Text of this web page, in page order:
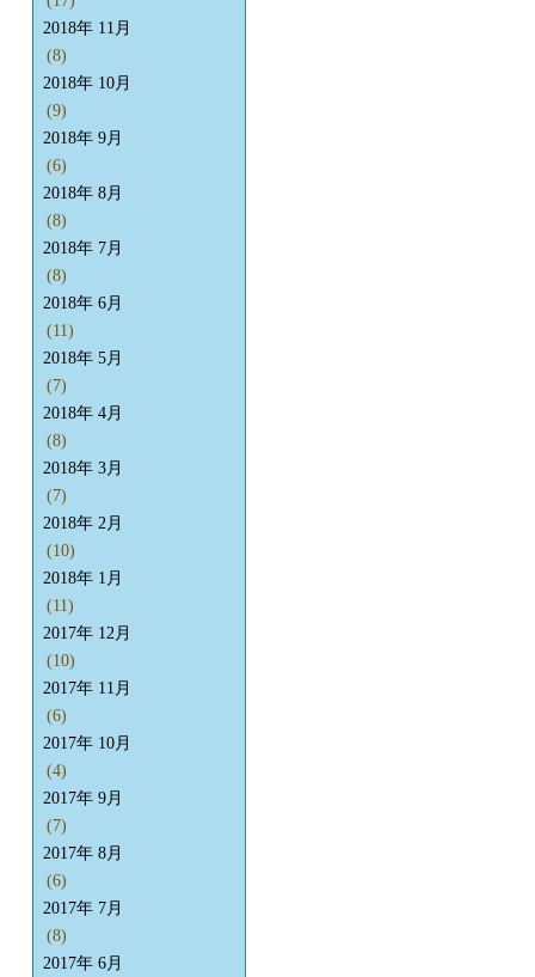
2018年 11月
(8)
2018年 10月
(9)
2018年 9月
(6)
2018年 8月
(8)
2018年 7月
(8)
2018年 6月
(11)
2018年 5月
(7)
2018年 4月
(8)
2018年 3月
(7)
2018年 2月
(10)
2018年 1月
(11)
2017年 12月
(10)
2017年 11月
(6)
2017年 10月
(4)
2017年 9月
(7)
2017年 8月
(6)
2017年 7月
(8)
2017年 6月